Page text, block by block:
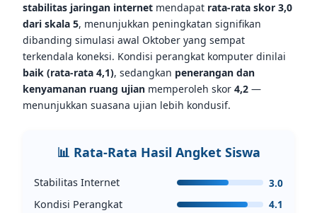
stabilitas jaringan internet mendapat rata-rata skor 3,0
dari skala 5, menunjukkan peningkatan signifikan
dibanding simulasi awal Oktober yang sempat
terkendala koneksi. Kondisi perangkat komputer dinilai
baik (rata-rata 4,1), sedangkan penerangan dan
kenyamanan ruang ujian memperoleh skor 4,2 —
menunjukkan suasana ujian lebih kondusif.
📊 Rata-Rata Hasil Angket Siswa
Stabilitas Internet
3.0
Kondisi Perangkat
4.1